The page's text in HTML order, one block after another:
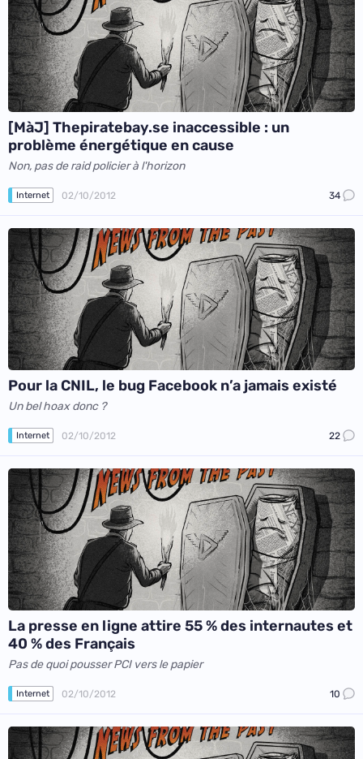
[MàJ] Thepiratebay.se inaccessible : un
problème énergétique en cause
Non, pas de raid policier à l'horizon
Internet 02/10/2012 34
Pour la CNIL, le bug Facebook n’a jamais existé
Un bel hoax donc ?
Internet 02/10/2012 22
La presse en ligne attire 55 % des internautes et
40 % des Français
Pas de quoi pousser PCI vers le papier
Internet 02/10/2012 10